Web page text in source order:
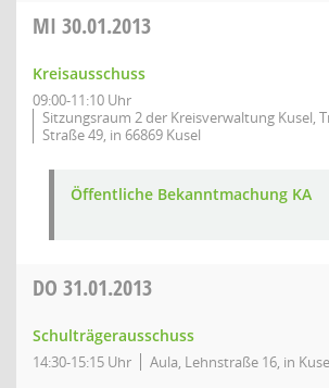
MI 30.01.2013
Kreisausschuss
09:00-11:10 Uhr
Sitzungsraum 2 der Kreisverwaltung Kusel,
Straße 49, in 66869 Kusel
Öffentliche Bekanntmachung KA
DO 31.01.2013
Schulträgerausschuss
14:30-15:15 Uhr Aula, Lehnstraße 16, in